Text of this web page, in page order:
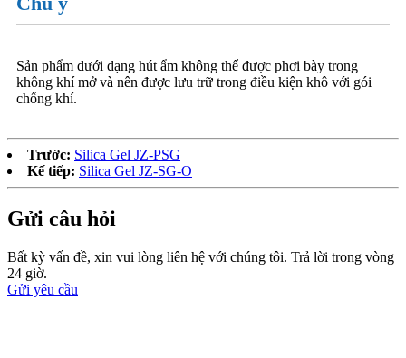
Sản phẩm dưới dạng hút ẩm không thể được phơi bày trong
không khí mở và nên được lưu trữ trong điều kiện khô với gói
chống khí.
Trước: Silica Gel JZ-PSG
Kế tiếp: Silica Gel JZ-SG-O
Gửi câu hỏi
Bất kỳ vấn đề, xin vui lòng liên hệ với chúng tôi. Trả lời trong vòng
24 giờ.
Gửi yêu cầu